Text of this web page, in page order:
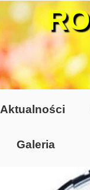
Galeria
Lata
Aktualności